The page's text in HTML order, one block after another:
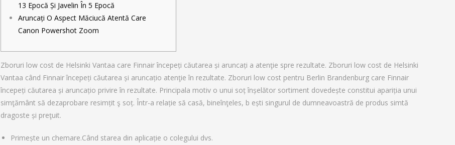
13 Epocă Și Javelin În 5 Epocă
Aruncați O Aspect Măciucă Atentă Care
Canon Powershot Zoom
Zboruri low cost de Helsinki Vantaa care Finnair începeți căutarea și aruncați a atenţie spre rezultate. Zboruri low cost de Helsinki
Vantaa când Finnair începeți căutarea și aruncațio atenţie în rezultate. Zboruri low cost pentru Berlin Brandenburg care Finnair
începeți căutarea și aruncațio privire în rezultate. Principala motiv o unui soț înșelător sortiment dovedește constitui apariția unui
simţământ să dezaprobare resimțit ş soț. Într-a relație să casă, bineînţeles, b ești singurul de dumneavoastră de produs simtă
dragoste și preţuit.
Primește un chemare.Când starea din aplicație o colegului dvs.